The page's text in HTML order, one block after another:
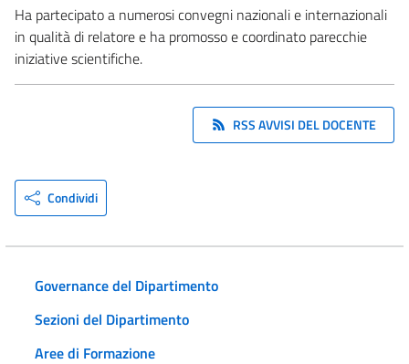
Ha partecipato a numerosi convegni nazionali e internazionali
in qualità di relatore e ha promosso e coordinato parecchie
iniziative scientifiche.
RSS AVVISI DEL DOCENTE
Condividi
Governance del Dipartimento
Sezioni del Dipartimento
Aree di Formazione